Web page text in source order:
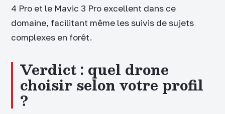
4 Pro et le Mavic 3 Pro excellent dans ce
domaine, facilitant même les suivis de sujets
complexes en forêt.
Verdict : quel drone
choisir selon votre profil
?